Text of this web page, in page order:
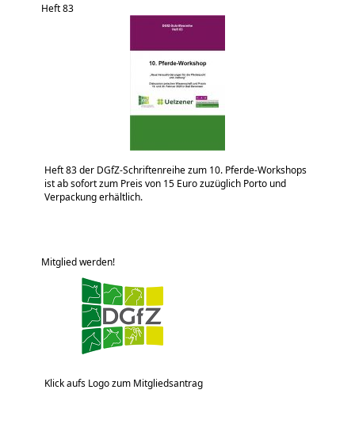
Heft 83
Heft 83 der DGfZ-Schriftenreihe zum 10. Pferde-Workshops
ist ab sofort zum Preis von 15 Euro zuzüglich Porto und
Verpackung erhältlich.
Mitglied werden!
Klick aufs Logo zum Mitgliedsantrag